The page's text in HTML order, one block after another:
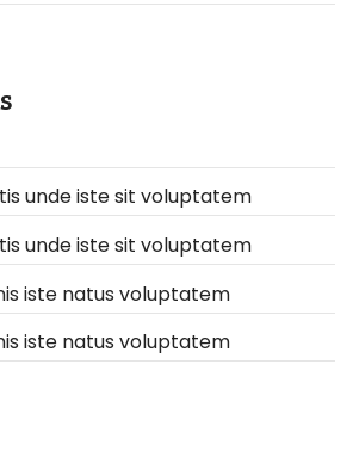
unde iste sit voluptatem
unde iste sit voluptatem
iste natus voluptatem
iste natus voluptatem